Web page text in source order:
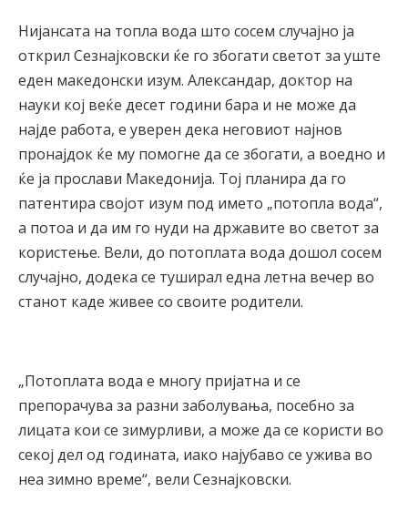
Нијансата на топла вода што сосем случајно ја
открил Сезнајковски ќе го збогати светот за уште
еден македонски изум. Александар, доктор на
науки кој веќе десет години бара и не може да
најде работа, е уверен дека неговиот најнов
пронајдок ќе му помогне да се збогати, а воедно и
ќе ја прослави Македонија. Тој планира да го
патентира својот изум под името „потопла вода“,
а потоа и да им го нуди на државите во светот за
користење. Вели, до потоплата вода дошол сосем
случајно, додека се туширал една летна вечер во
станот каде живее со своите родители.
„Потоплата вода е многу пријатна и се
препорачува за разни заболувања, посебно за
лицата кои се зимурливи, а може да се користи во
секој дел од годината, иако најубаво се ужива во
неа зимно време“, вели Сезнајковски.